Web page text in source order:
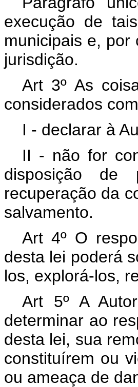
execução de
municipais e, por
jurisdição.
Art 3º As
considerados
I - declarar à
II - não for
disposição de
recuperação da
salvamento.
Art 4º O
desta lei poderá
los, explorá-los,
Art 5º A
determinar ao
desta lei, sua
constituírem ou
ou ameaça de